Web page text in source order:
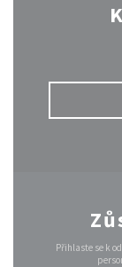
Přihlaste se k